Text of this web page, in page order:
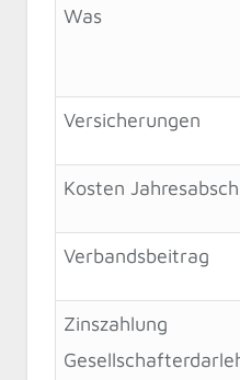
Was
Versicherungen
Kosten
Verbandsbeitrag
Zinszahlung